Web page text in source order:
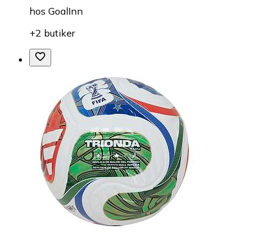
hos GoalInn
+2 butiker